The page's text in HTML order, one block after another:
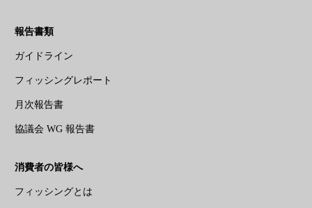
報告書類
ガイドライン
フィッシングレポート
月次報告書
協議会 WG 報告書
消費者の皆様へ
フィッシングとは